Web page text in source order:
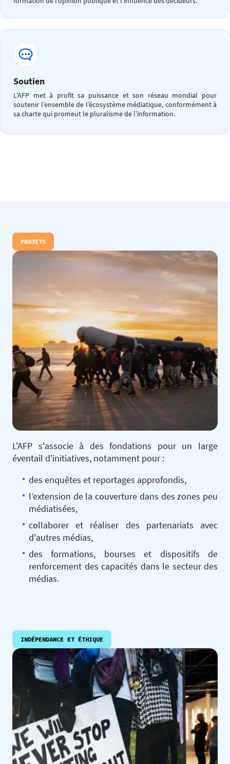
Soutien
L'AFP met à profit sa puissance et son réseau mondial pour
soutenir l’ensemble de l’écosystème médiatique, conformément à
sa charte qui promeut le pluralisme de l’information.
PROJETS
L'AFP s'associe à des fondations pour un large
éventail d'initiatives, notamment pour :
des enquêtes et reportages approfondis,
l’extension de la couverture dans des zones peu
médiatisées,
collaborer et réaliser des partenariats avec
d'autres médias,
des formations, bourses et dispositifs de
renforcement des capacités dans le secteur des
médias.
INDÉPENDANCE ET ÉTHIQUE